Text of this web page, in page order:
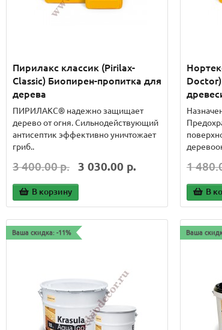
Ваша скидка: -8%
Аквест-911(А-911)
огнезащитная краска по
металлу
Огнезащитная краска
Аквест-911(А-911) на водной основе
вспучивающегося типа
предназначена для получе..
11 800.00 р. 10 875.00 р.
В корзину
для
В
Пирилакс классик (Pirilax-
Classic) Биопирен-пропитка для
дерева
ПИРИЛАКС® надежно защищает
дерево от огня. Сильнодействующий
антисептик эффективно уничтожает
гриб..
3 400.00 р. 3 030.00 р.
В корзину
Doctor)
1
В
Ваша скидка: -11% Ваша